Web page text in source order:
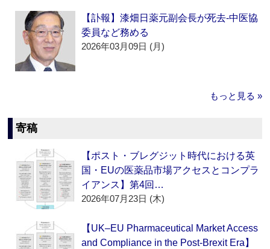
【訃報】漆畑日薬元副会長が死去‐中医協
委員など務める
2026年03月09日 (月)
もっと見る »
寄稿
【ポスト・ブレグジット時代における英
国・EUの医薬品市場アクセスとコンプラ
イアンス】第4回…
2026年07月23日 (木)
【UK–EU Pharmaceutical Market Access
and Compliance in the Post-Brexit Era】